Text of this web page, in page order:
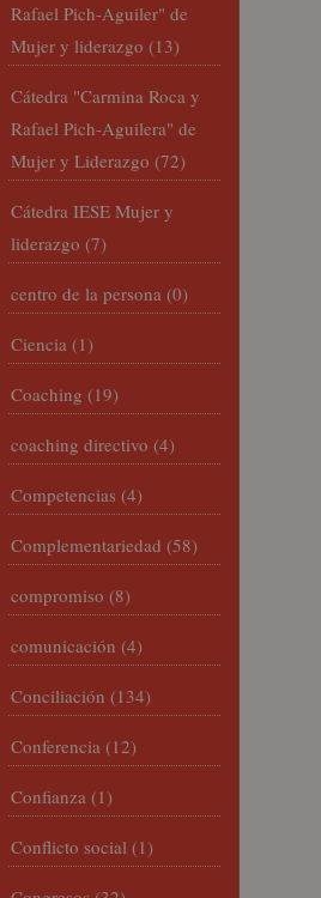
Rafael Pich-Aguiler" de
Mujer y liderazgo (13)
Cátedra "Carmina Roca y
Rafael Pich-Aguilera" de
Mujer y Liderazgo (72)
Cátedra IESE Mujer y
liderazgo (7)
centro de la persona (0)
Ciencia (1)
Coaching (19)
coaching directivo (4)
Competencias (4)
Complementariedad (58)
compromiso (8)
comunicación (4)
Conciliación (134)
Conferencia (12)
Confianza (1)
Conflicto social (1)